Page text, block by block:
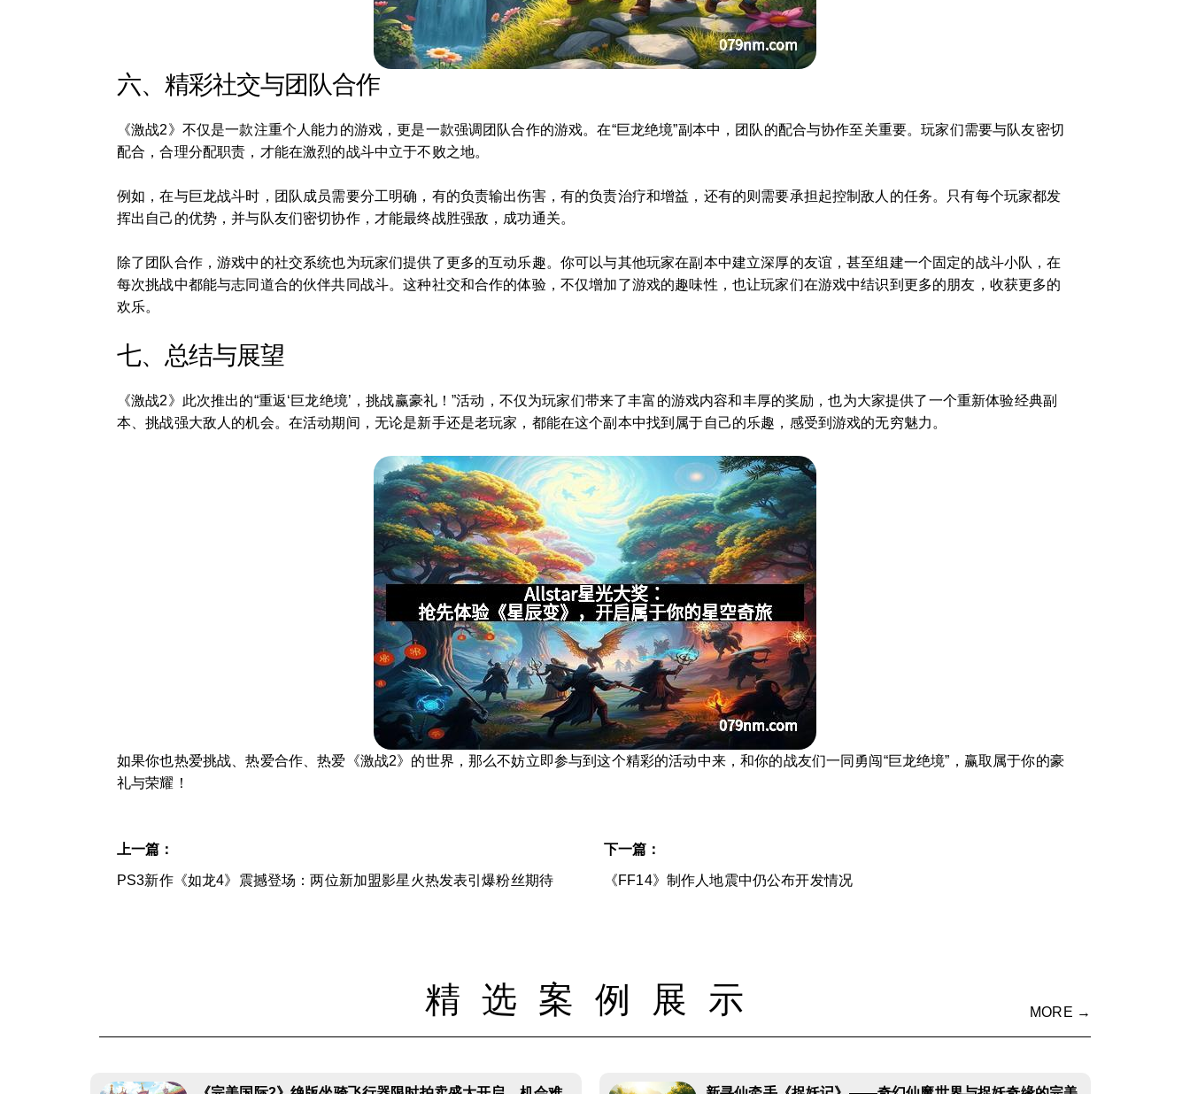
六、精彩社交与团队合作
《激战2》不仅是一款注重个人能力的游戏，更是一款强调团队合作的游戏。在“巨龙绝境”副本中，团队的配合与协作至关重要。玩家们需要与队友密切
配合，合理分配职责，才能在激烈的战斗中立于不败之地。
例如，在与巨龙战斗时，团队成员需要分工明确，有的负责输出伤害，有的负责治疗和增益，还有的则需要承担起控制敌人的任务。只有每个玩家都发
挥出自己的优势，并与队友们密切协作，才能最终战胜强敌，成功通关。
除了团队合作，游戏中的社交系统也为玩家们提供了更多的互动乐趣。你可以与其他玩家在副本中建立深厚的友谊，甚至组建一个固定的战斗小队，在
每次挑战中都能与志同道合的伙伴共同战斗。这种社交和合作的体验，不仅增加了游戏的趣味性，也让玩家们在游戏中结识到更多的朋友，收获更多的
欢乐。
七、总结与展望
《激战2》此次推出的“重返‘巨龙绝境’，挑战赢豪礼！”活动，不仅为玩家们带来了丰富的游戏内容和丰厚的奖励，也为大家提供了一个重新体验经典副
本、挑战强大敌人的机会。在活动期间，无论是新手还是老玩家，都能在这个副本中找到属于自己的乐趣，感受到游戏的无穷魅力。
如果你也热爱挑战、热爱合作、热爱《激战2》的世界，那么不妨立即参与到这个精彩的活动中来，和你的战友们一同勇闯“巨龙绝境”，赢取属于你的豪
礼与荣耀！
上一篇：
PS3新作《如龙4》震撼登场：两位新加盟影星火热发表引爆粉丝期待
下一篇：
《FF14》制作人地震中仍公布开发情况
精选案例展示 MORE →